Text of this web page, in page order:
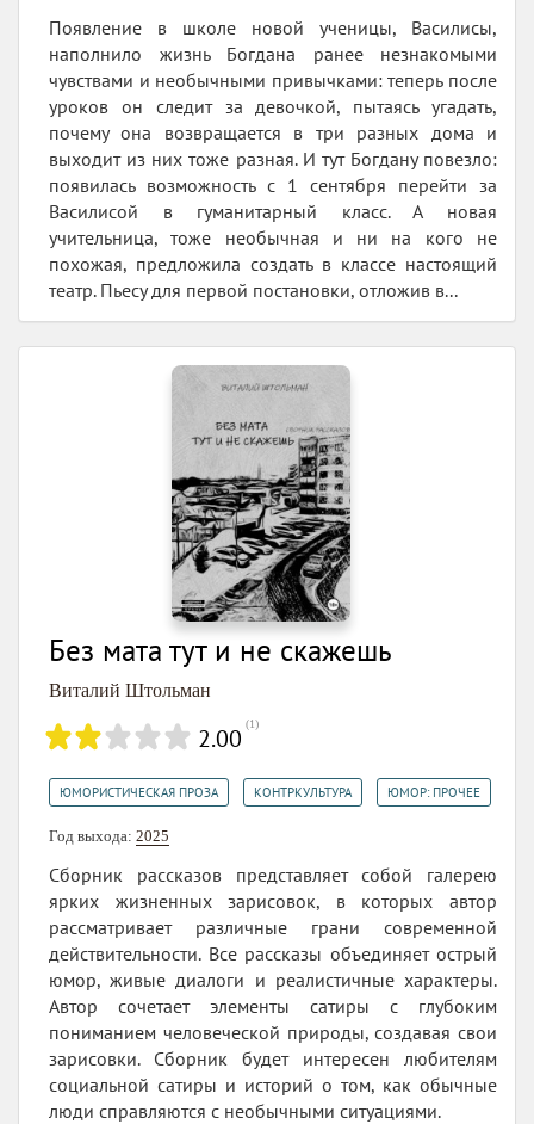
Появление в школе новой ученицы, Василисы,
наполнило жизнь Богдана ранее незнакомыми
чувствами и необычными привычками: теперь после
уроков он следит за девочкой, пытаясь угадать,
почему она возвращается в три разных дома и
выходит из них тоже разная. И тут Богдану повезло:
появилась возможность с 1 сентября перейти за
Василисой в гуманитарный класс. А новая
учительница, тоже необычная и ни на кого не
похожая, предложила создать в классе настоящий
театр. Пьесу для первой постановки, отложив в...
Без мата тут и не скажешь
Виталий Штольман
2.00 (1)
ЮМОРИСТИЧЕСКАЯ ПРОЗА КОНТРКУЛЬТУРА ЮМОР: ПРОЧЕЕ
Год выхода: 2025
Сборник рассказов представляет собой галерею
ярких жизненных зарисовок, в которых автор
рассматривает различные грани современной
действительности. Все рассказы объединяет острый
юмор, живые диалоги и реалистичные характеры.
Автор сочетает элементы сатиры с глубоким
пониманием человеческой природы, создавая свои
зарисовки. Сборник будет интересен любителям
социальной сатиры и историй о том, как обычные
люди справляются с необычными ситуациями.